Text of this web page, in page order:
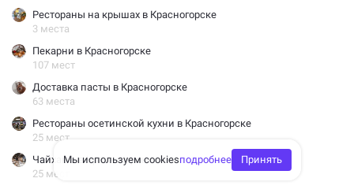
Рестораны на крышах в Красногорске
3 места
Пекарни в Красногорске
107 мест
Доставка пасты в Красногорске
63 места
Рестораны осетинской кухни в Красногорске
25 мест
Чайханы в Красногорске
25 мест
Мы используем cookiesподробнее Принять